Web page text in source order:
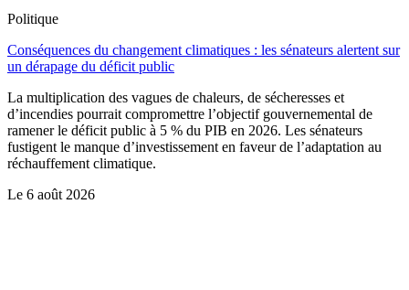
Politique
Conséquences du changement climatiques : les sénateurs alertent sur
un dérapage du déficit public
La multiplication des vagues de chaleurs, de sécheresses et
d’incendies pourrait compromettre l’objectif gouvernemental de
ramener le déficit public à 5 % du PIB en 2026. Les sénateurs
fustigent le manque d’investissement en faveur de l’adaptation au
réchauffement climatique.
Le 6 août 2026